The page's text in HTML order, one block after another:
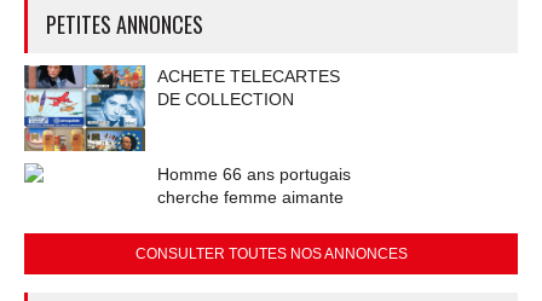
PETITES ANNONCES
ACHETE TELECARTES
DE COLLECTION
Homme 66 ans portugais
cherche femme aimante
CONSULTER TOUTES NOS ANNONCES